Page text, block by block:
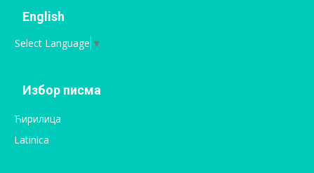
English
Select Language ▼
Избор писма
Ћирилица
Latinica